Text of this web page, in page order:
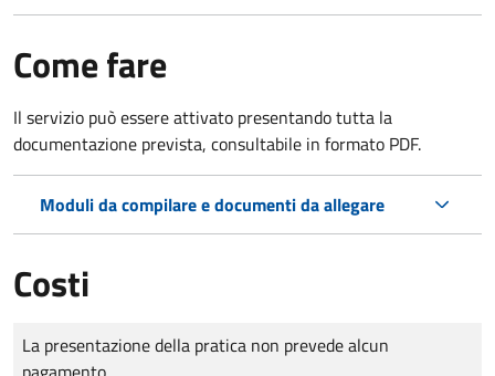
Come fare
Il servizio può essere attivato presentando tutta la
documentazione prevista, consultabile in formato PDF.
Moduli da compilare e documenti da allegare
Costi
Tipo di pagamento
Importo
La presentazione della pratica non prevede alcun